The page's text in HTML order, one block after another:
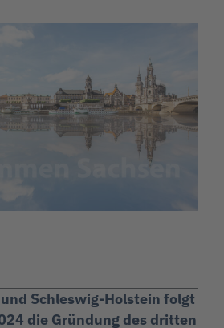
Schleswig-Holstein folgt
die Gründung des dritten